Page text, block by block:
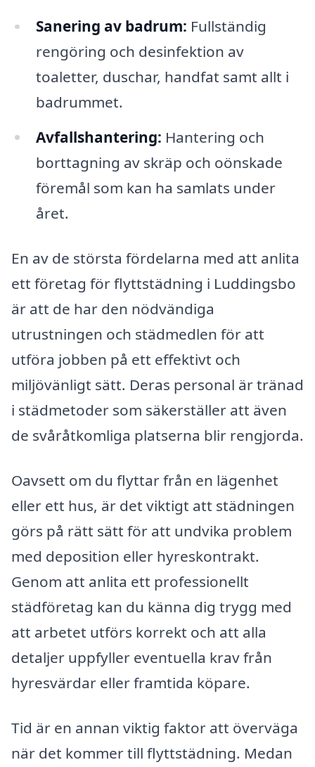
Sanering av badrum: Fullständig
rengöring och desinfektion av
toaletter, duschar, handfat samt allt i
badrummet.
Avfallshantering: Hantering och
borttagning av skräp och oönskade
föremål som kan ha samlats under
året.
En av de största fördelarna med att anlita
ett företag för flyttstädning i Luddingsbo
är att de har den nödvändiga
utrustningen och städmedlen för att
utföra jobben på ett effektivt och
miljövänligt sätt. Deras personal är tränad
i städmetoder som säkerställer att även
de svåråtkomliga platserna blir rengjorda.
Oavsett om du flyttar från en lägenhet
eller ett hus, är det viktigt att städningen
görs på rätt sätt för att undvika problem
med deposition eller hyreskontrakt.
Genom att anlita ett professionellt
städföretag kan du känna dig trygg med
att arbetet utförs korrekt och att alla
detaljer uppfyller eventuella krav från
hyresvärdar eller framtida köpare.
Tid är en annan viktig faktor att överväga
när det kommer till flyttstädning. Medan